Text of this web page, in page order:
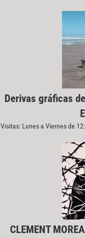
Derivas gráficas
Visitas: Lunes a Viernes de
CLEMENT